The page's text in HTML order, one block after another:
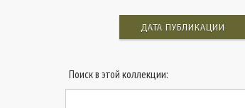
ДАТА ПУБЛИКАЦИИ
Поиск в этой коллекции: